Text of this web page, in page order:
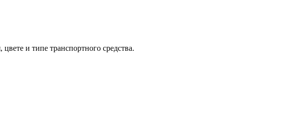
и типе транспортного средства.